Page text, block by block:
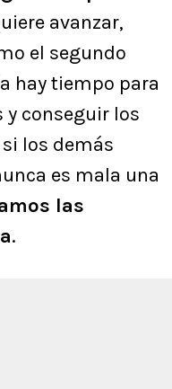
avanzar,
el segundo
hay tiempo para
y conseguir los
los demás
es mala una
las
.